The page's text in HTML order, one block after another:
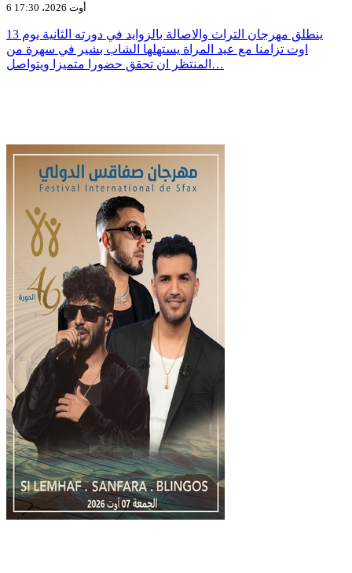
6 أوت 2026، 17:30
ينطلق مهرجان التراث والاصالة بالزوايد في دورته الثانية يوم 13
اوت تزامنا مع عيد المراة يستهلها الشاب بشير في سهرة من
المنتظر ان تحقق حضورا متميزا ويتواصل…